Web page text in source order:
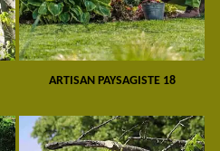
ARTISAN PAYSAGISTE 18